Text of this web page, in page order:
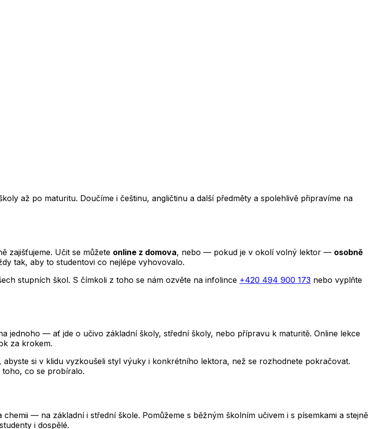
až po maturitu. Doučíme i češtinu, angličtinu a další předměty a spolehlivě připravíme na
zajišťujeme. Učit se můžete online z domova, nebo — pokud je v okolí volný lektor — osobně
tak, aby to studentovi co nejlépe vyhovovalo.
stupních škol. S čímkoli z toho se nám ozvěte na infolince +420 494 900 173 nebo vyplňte
jednoho — ať jde o učivo základní školy, střední školy, nebo přípravu k maturitě. Online lekce
za krokem.
si v klidu vyzkoušeli styl výuky i konkrétního lektora, než se rozhodnete pokračovat.
toho, co se probíralo.
— na základní i střední škole. Pomůžeme s běžným školním učivem i s písemkami a stejně
i dospělé.